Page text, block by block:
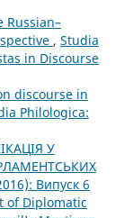
Russian–
, Studia
in Discourse
discourse in
Philologica:
У
Випуск 6
of Diplomatic